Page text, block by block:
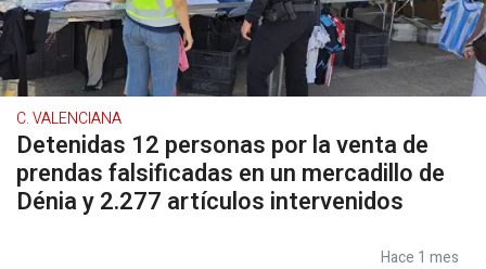
C. VALENCIANA
Detenidas 12 personas por la venta de
prendas falsificadas en un mercadillo de
Dénia y 2.277 artículos intervenidos
Hace 1 mes